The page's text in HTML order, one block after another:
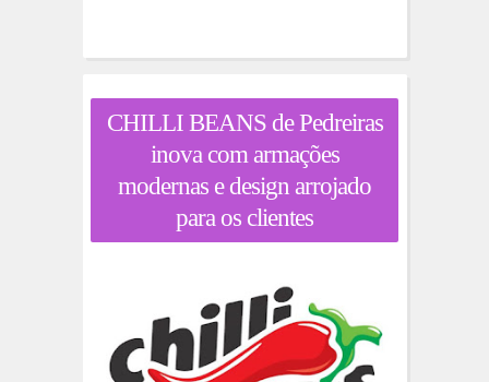
CHILLI BEANS de Pedreiras
inova com armações
modernas e design arrojado
para os clientes